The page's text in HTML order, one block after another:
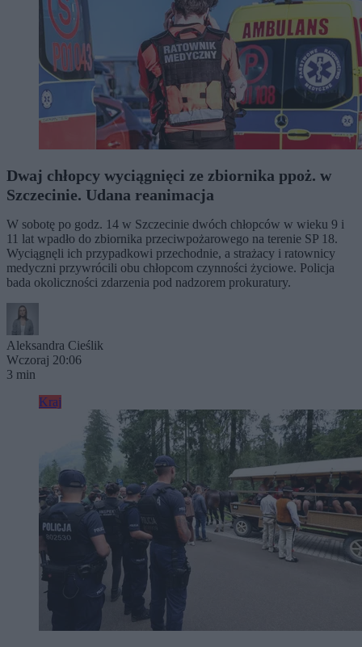
Dwaj chłopcy wyciągnięci ze zbiornika ppoż. w
Szczecinie. Udana reanimacja
W sobotę po godz. 14 w Szczecinie dwóch chłopców w wieku 9 i
11 lat wpadło do zbiornika przeciwpożarowego na terenie SP 18.
Wyciągnęli ich przypadkowi przechodnie, a strażacy i ratownicy
medyczni przywrócili obu chłopcom czynności życiowe. Policja
bada okoliczności zdarzenia pod nadzorem prokuratury.
Aleksandra Cieślik
Wczoraj 20:06
3 min
Kraj